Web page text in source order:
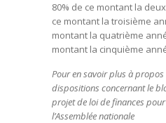
80% de ce montant la
ce montant la troisième
montant la quatrième
montant la cinquième
Pour en savoir plus à
dispositions concernant le
projet de loi de finances
l’Assemblée nationale